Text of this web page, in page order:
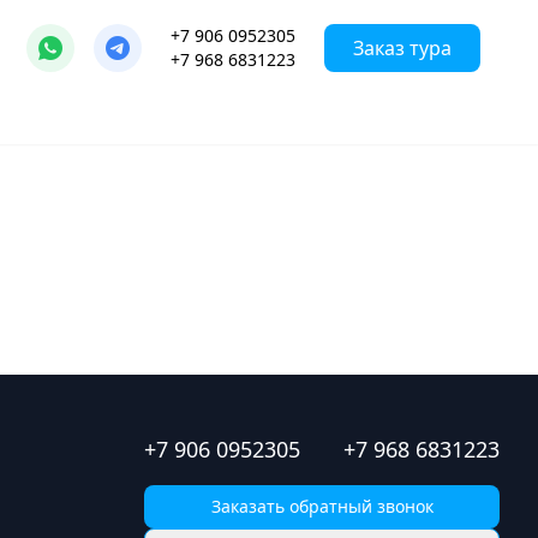
+7 906 0952305
+7 968 6831223
Заказ тура
+7 906 0952305 +7 968 6831223
Заказать обратный звонок